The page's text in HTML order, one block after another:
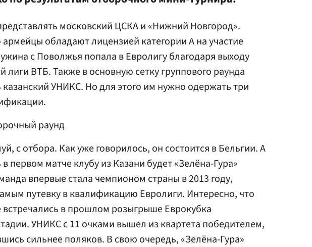
московский ЦСКА и «Нижний Новгород».
обладают лицензией категории А на участие
с Поволжья попала в Евролигу благодаря выходу
лиги ВТБ. Также в основную сетку группового раунда
УНИКС. Но для этого им нужно одержать три
раунд
с отбора. Как уже говорилось, он состоится в Бельгии. А
первом матче клубу из Казани будет «Зелёна-Гура»
впервые стала чемпионом страны в 2013 году,
путевку в квалификацию Евролиги. Интересно, что
в прошлом розыгрыше Еврокубка
УНИКС с 11 очками вышел из квартета победителем,
сильнее поляков. В свою очередь, «Зелёна-Гура»